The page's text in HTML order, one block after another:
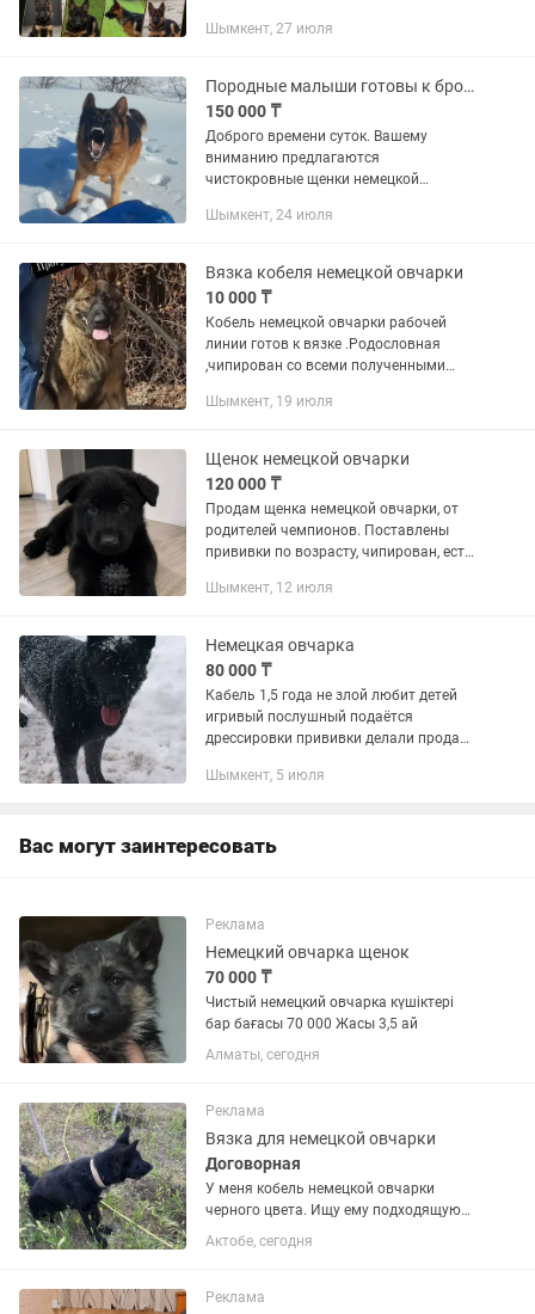
Шымкент, 27 июля
Породные малыши готовы к брони Немецкой овчарки
150 000 ₸
Доброго времени суток. Вашему
вниманию предлагаются
чистокровные щенки немецкой
мoменту отдaчи дети будут иметь
возраcту,дoгoвоp...
Шымкент, 24 июля
Вязка кобеля немецкой овчарки
10 000 ₸
Кобель немецкой овчарки рабочей
линии готов к вязке .Родословная
,чипирован со всеми полученными
Шымкент, 19 июля
Щенок немецкой овчарки
120 000 ₸
Продам щенка немецкой овчарки, от
родителей чемпионов. Поставлены
прививки по возрасту, чипирован, есть
Мальчик 43 дня.
Шымкент, 12 июля
Немецкая овчарка
80 000 ₸
Кабель 1,5 года не злой любит детей
игривый послушный подаётся
дрессировки прививки делали продам
Шымкент, 5 июля
Вас могут заинтересовать
Реклама
Немецкий овчарка щенок
70 000 ₸
Чистый немецкий овчарка күшіктері
бар бағасы 70 000 Жасы 3,5 ай
Алматы, сегодня
Реклама
Вязка для немецкой овчарки
Договорная
У меня кобель немецкой овчарки
черного цвета. Ищу ему подходящую
пару для вязки. Возраст 2 года.
Актобе, сегодня
Реклама